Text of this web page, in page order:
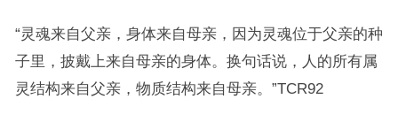
“灵魂来自父亲，身体来自母亲，因为灵魂位于父亲的种
子里，披戴上来自母亲的身体。换句话说，人的所有属
灵结构来自父亲，物质结构来自母亲。”TCR92